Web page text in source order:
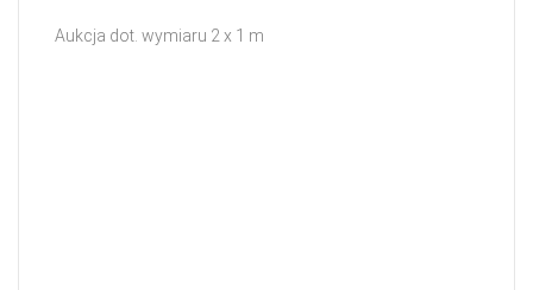
Aukcja dot. wymiaru 2 x 1 m